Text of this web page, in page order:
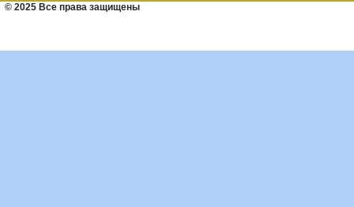
© 2025 Все права защищены